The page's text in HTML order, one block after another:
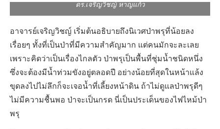
ดร.เจริญวิชญ์ หาญแก้ว
อาจารย์เจริญวิชญ์ เริ่มต้นอธิบายถึงนิเวศป่าพรุที่น้อยลง
เรื่อยๆ ทั้งที่เป็นป่าที่มีความสำคัญมาก แต่คนมักจะละเลย
เพราะคิดว่าเป็นเรื่องไกลตัว ป่าพรุเป็นพื้นที่ชุ่มน้ำชนิดหนึ่ง
ซึ่งจะต้องมีน้ำท่วมขังอยู่ตลอดปี อย่างน้อยที่สุดในหน้าแล้ง
ขุดลงไปไม่ลึกก็จะเจอน้ำที่เลี้ยงหน้าดิน ถ้าไม่ดูแลป่าพรุดีๆ
ไม่มีความชื้นพอ ป่าจะเป็นกรด นี่เป็นประเด็นของไฟไหม้ป่า
พรุ